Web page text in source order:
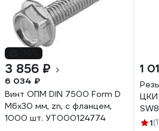
3 856 ₽
6 034 ₽
Винт ОПМ DIN 7500 Form D
М6x30 мм, zn, с фланцем,
1000 шт. УТ000124774
1
ЦКИ
1